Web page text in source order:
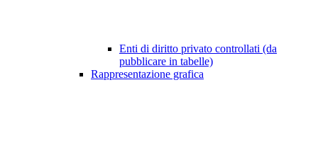
Enti di diritto privato controllati (da
pubblicare in tabelle)
Rappresentazione grafica